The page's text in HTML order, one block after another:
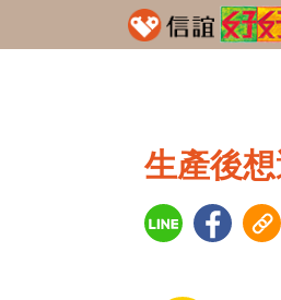
生產後